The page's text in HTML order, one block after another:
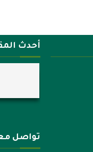
أحدث
تواصل